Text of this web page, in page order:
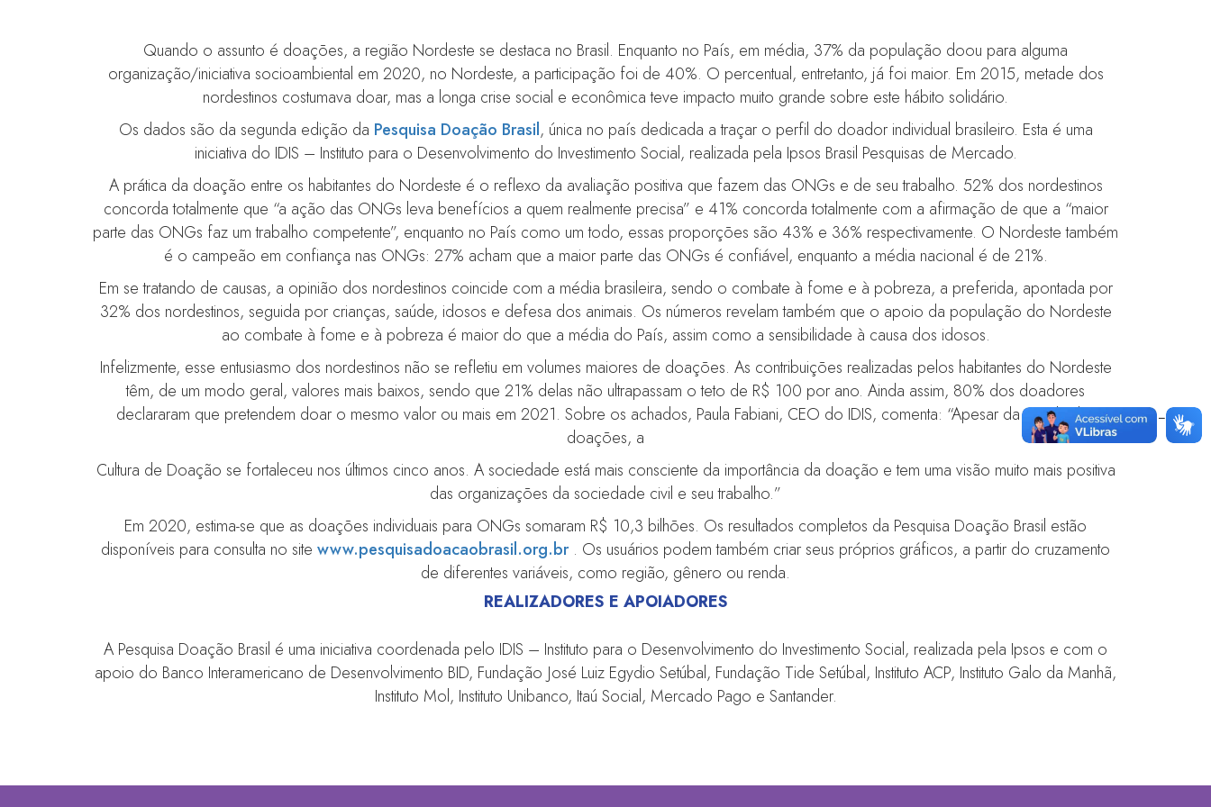
Quando o assunto é doações, a região Nordeste se destaca no Brasil. Enquanto no País, em média, 37% da população doou para alguma
organização/iniciativa socioambiental em 2020, no Nordeste, a participação foi de 40%. O percentual, entretanto, já foi maior. Em 2015, metade dos
nordestinos costumava doar, mas a longa crise social e econômica teve impacto muito grande sobre este hábito solidário.
Os dados são da segunda edição da Pesquisa Doação Brasil, única no país dedicada a traçar o perfil do doador individual brasileiro. Esta é uma
iniciativa do IDIS – Instituto para o Desenvolvimento do Investimento Social, realizada pela Ipsos Brasil Pesquisas de Mercado.
A prática da doação entre os habitantes do Nordeste é o reflexo da avaliação positiva que fazem das ONGs e de seu trabalho. 52% dos nordestinos
concorda totalmente que “a ação das ONGs leva benefícios a quem realmente precisa” e 41% concorda totalmente com a afirmação de que a “maior
parte das ONGs faz um trabalho competente”, enquanto no País como um todo, essas proporções são 43% e 36% respectivamente. O Nordeste também
é o campeão em confiança nas ONGs: 27% acham que a maior parte das ONGs é confiável, enquanto a média nacional é de 21%.
Em se tratando de causas, a opinião dos nordestinos coincide com a média brasileira, sendo o combate à fome e à pobreza, a preferida, apontada por
32% dos nordestinos, seguida por crianças, saúde, idosos e defesa dos animais. Os números revelam também que o apoio da população do Nordeste
ao combate à fome e à pobreza é maior do que a média do País, assim como a sensibilidade à causa dos idosos.
Infelizmente, esse entusiasmo dos nordestinos não se refletiu em volumes maiores de doações. As contribuições realizadas pelos habitantes do Nordeste
têm, de um modo geral, valores mais baixos, sendo que 21% delas não ultrapassam o teto de R$ 100 por ano. Ainda assim, 80% dos doadores
declararam que pretendem doar o mesmo valor ou mais em 2021. Sobre os achados, Paula Fabiani, CEO do IDIS, comenta: “Apesar da queda das
doações, a
Cultura de Doação se fortaleceu nos últimos cinco anos. A sociedade está mais consciente da importância da doação e tem uma visão muito mais positiva
das organizações da sociedade civil e seu trabalho.”
Em 2020, estima-se que as doações individuais para ONGs somaram R$ 10,3 bilhões. Os resultados completos da Pesquisa Doação Brasil estão
disponíveis para consulta no site www.pesquisadoacaobrasil.org.br . Os usuários podem também criar seus próprios gráficos, a partir do cruzamento
de diferentes variáveis, como região, gênero ou renda.
REALIZADORES E APOIADORES
A Pesquisa Doação Brasil é uma iniciativa coordenada pelo IDIS – Instituto para o Desenvolvimento do Investimento Social, realizada pela Ipsos e com o
apoio do Banco Interamericano de Desenvolvimento BID, Fundação José Luiz Egydio Setúbal, Fundação Tide Setúbal, Instituto ACP, Instituto Galo da Manhã,
Instituto Mol, Instituto Unibanco, Itaú Social, Mercado Pago e Santander.